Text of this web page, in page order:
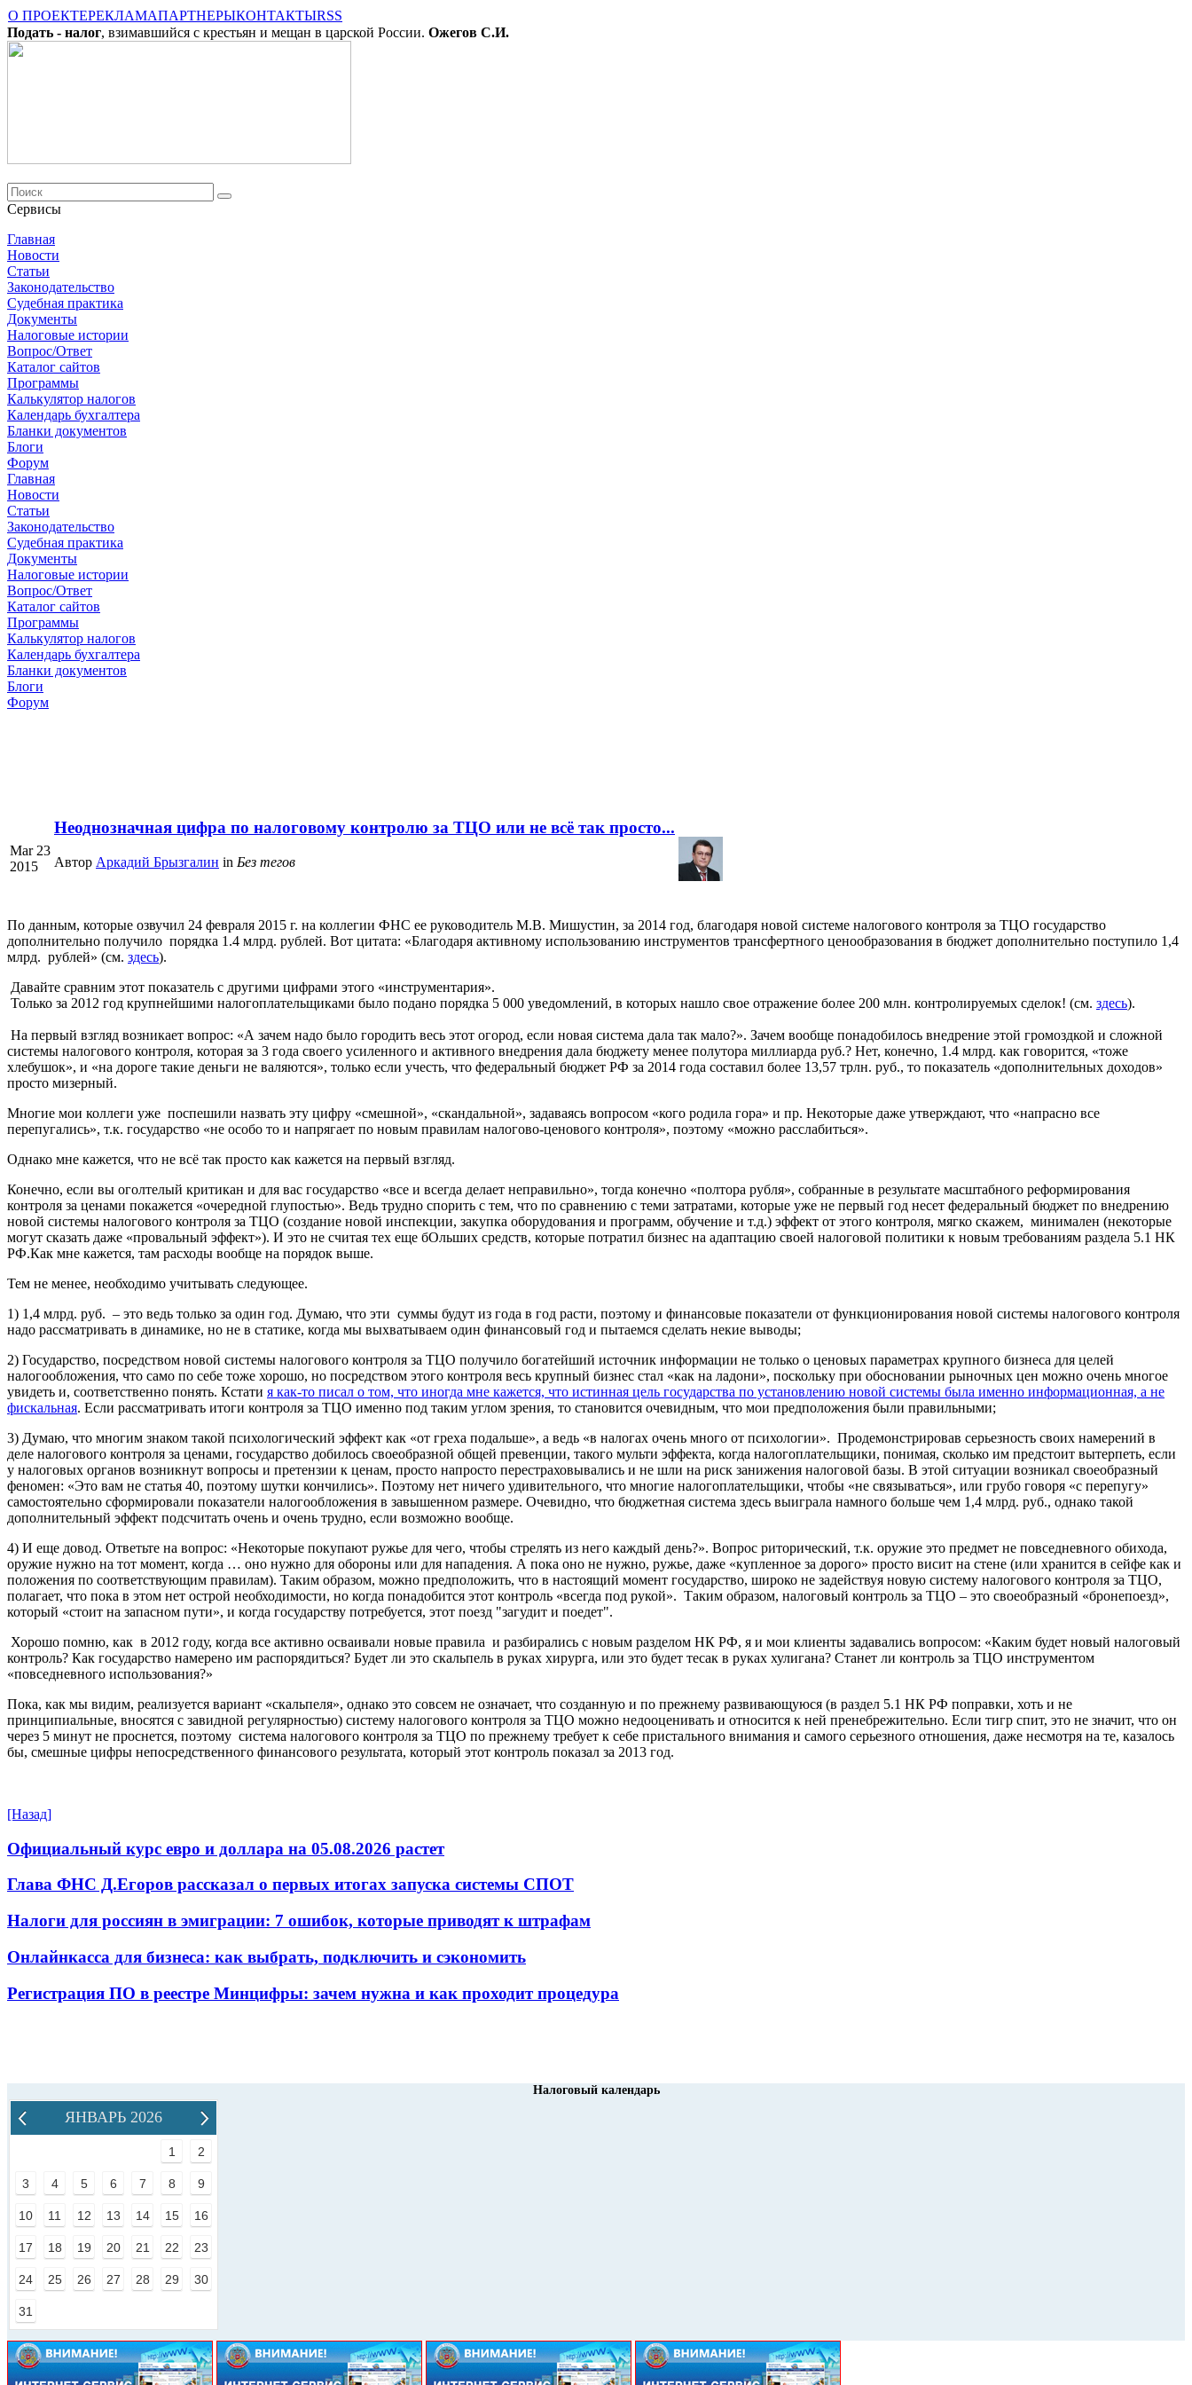
О ПРОЕКТЕРЕКЛАМАПАРТНЕРЫКОНТАКТЫRSS
Подать - налог, взимавшийся с крестьян и мещан в царской России. Ожегов С.И.
Сервисы
Главная
Новости
Cтатьи
Законодательство
Судебная практика
Документы
Налоговые истории
Вопрос/Ответ
Каталог сайтов
Программы
Калькулятор налогов
Календарь бухгалтера
Бланки документов
Блоги
Форум
Главная
Новости
Cтатьи
Законодательство
Судебная практика
Документы
Налоговые истории
Вопрос/Ответ
Каталог сайтов
Программы
Калькулятор налогов
Календарь бухгалтера
Бланки документов
Блоги
Форум
Mar 23
2015
Неоднозначная цифра по налоговому контролю за ТЦО или не всё так просто...
Автор Аркадий Брызгалин in Без тегов
По данным, которые озвучил 24 февраля 2015 г. на коллегии ФНС ее руководитель М.В. Мишустин, за 2014 год, благодаря новой системе налогового контроля за ТЦО государство
дополнительно получило порядка 1.4 млрд. рублей. Вот цитата: «Благодаря активному использованию инструментов трансфертного ценообразования в бюджет дополнительно поступило 1,4
млрд. рублей» (см. здесь).
Давайте сравним этот показатель с другими цифрами этого «инструментария».
Только за 2012 год крупнейшими налогоплательщиками было подано порядка 5 000 уведомлений, в которых нашло свое отражение более 200 млн. контролируемых сделок! (см. здесь).
На первый взгляд возникает вопрос: «А зачем надо было городить весь этот огород, если новая система дала так мало?». Зачем вообще понадобилось внедрение этой громоздкой и сложной
системы налогового контроля, которая за 3 года своего усиленного и активного внедрения дала бюджету менее полутора миллиарда руб.? Нет, конечно, 1.4 млрд. как говорится, «тоже
хлебушок», и «на дороге такие деньги не валяются», только если учесть, что федеральный бюджет РФ за 2014 года составил более 13,57 трлн. руб., то показатель «дополнительных доходов»
просто мизерный.
Многие мои коллеги уже поспешили назвать эту цифру «смешной», «скандальной», задаваясь вопросом «кого родила гора» и пр. Некоторые даже утверждают, что «напрасно все
перепугались», т.к. государство «не особо то и напрягает по новым правилам налогово-ценового контроля», поэтому «можно расслабиться».
Однако мне кажется, что не всё так просто как кажется на первый взгляд.
Конечно, если вы оголтелый критикан и для вас государство «все и всегда делает неправильно», тогда конечно «полтора рубля», собранные в результате масштабного реформирования
контроля за ценами покажется «очередной глупостью». Ведь трудно спорить с тем, что по сравнению с теми затратами, которые уже не первый год несет федеральный бюджет по внедрению
новой системы налогового контроля за ТЦО (создание новой инспекции, закупка оборудования и программ, обучение и т.д.) эффект от этого контроля, мягко скажем, минимален (некоторые
могут сказать даже «провальный эффект»). И это не считая тех еще бОльших средств, которые потратил бизнес на адаптацию своей налоговой политики к новым требованиям раздела 5.1 НК
РФ.Как мне кажется, там расходы вообще на порядок выше.
Тем не менее, необходимо учитывать следующее.
1) 1,4 млрд. руб. – это ведь только за один год. Думаю, что эти суммы будут из года в год расти, поэтому и финансовые показатели от функционирования новой системы налогового контроля
надо рассматривать в динамике, но не в статике, когда мы выхватываем один финансовый год и пытаемся сделать некие выводы;
2) Государство, посредством новой системы налогового контроля за ТЦО получило богатейший источник информации не только о ценовых параметрах крупного бизнеса для целей
налогообложения, что само по себе тоже хорошо, но посредством этого контроля весь крупный бизнес стал «как на ладони», поскольку при обосновании рыночных цен можно очень многое
увидеть и, соответственно понять. Кстати я как-то писал о том, что иногда мне кажется, что истинная цель государства по установлению новой системы была именно информационная, а не
фискальная. Если рассматривать итоги контроля за ТЦО именно под таким углом зрения, то становится очевидным, что мои предположения были правильными;
3) Думаю, что многим знаком такой психологический эффект как «от греха подальше», а ведь «в налогах очень много от психологии». Продемонстрировав серьезность своих намерений в
деле налогового контроля за ценами, государство добилось своеобразной общей превенции, такого мульти эффекта, когда налогоплательщики, понимая, сколько им предстоит вытерпеть, если
у налоговых органов возникнут вопросы и претензии к ценам, просто напросто перестраховывались и не шли на риск занижения налоговой базы. В этой ситуации возникал своеобразный
феномен: «Это вам не статья 40, поэтому шутки кончились». Поэтому нет ничего удивительного, что многие налогоплательщики, чтобы «не связываться», или грубо говоря «с перепугу»
самостоятельно сформировали показатели налогообложения в завышенном размере. Очевидно, что бюджетная система здесь выиграла намного больше чем 1,4 млрд. руб., однако такой
дополнительный эффект подсчитать очень и очень трудно, если возможно вообще.
4) И еще довод. Ответьте на вопрос: «Некоторые покупают ружье для чего, чтобы стрелять из него каждый день?». Вопрос риторический, т.к. оружие это предмет не повседневного обихода,
оружие нужно на тот момент, когда … оно нужно для обороны или для нападения. А пока оно не нужно, ружье, даже «купленное за дорого» просто висит на стене (или хранится в сейфе как и
положения по соответствующим правилам). Таким образом, можно предположить, что в настоящий момент государство, широко не задействуя новую систему налогового контроля за ТЦО,
полагает, что пока в этом нет острой необходимости, но когда понадобится этот контроль «всегда под рукой». Таким образом, налоговый контроль за ТЦО – это своеобразный «бронепоезд»,
который «стоит на запасном пути», и когда государству потребуется, этот поезд "загудит и поедет".
Хорошо помню, как в 2012 году, когда все активно осваивали новые правила и разбирались с новым разделом НК РФ, я и мои клиенты задавались вопросом: «Каким будет новый налоговый
контроль? Как государство намерено им распорядиться? Будет ли это скальпель в руках хирурга, или это будет тесак в руках хулигана? Станет ли контроль за ТЦО инструментом
«повседневного использования?»
Пока, как мы видим, реализуется вариант «скальпеля», однако это совсем не означает, что созданную и по прежнему развивающуюся (в раздел 5.1 НК РФ поправки, хоть и не
принципиальные, вносятся с завидной регулярностью) систему налогового контроля за ТЦО можно недооценивать и относится к ней пренебрежительно. Если тигр спит, это не значит, что он
через 5 минут не проснется, поэтому система налогового контроля за ТЦО по прежнему требует к себе пристального внимания и самого серьезного отношения, даже несмотря на те, казалось
бы, смешные цифры непосредственного финансового результата, который этот контроль показал за 2013 год.
[Назад]
Официальный курс евро и доллара на 05.08.2026 растет
Глава ФНС Д.Егоров рассказал о первых итогах запуска системы СПОТ
Налоги для россиян в эмиграции: 7 ошибок, которые приводят к штрафам
Онлайнкасса для бизнеса: как выбрать, подключить и сэкономить
Регистрация ПО в реестре Минцифры: зачем нужна и как проходит процедура
Налоговый календарь
ЯНВАРЬ 2026
1 2
3 4 5 6 7 8 9
10 11 12 13 14 15 16
17 18 19 20 21 22 23
24 25 26 27 28 29 30
31